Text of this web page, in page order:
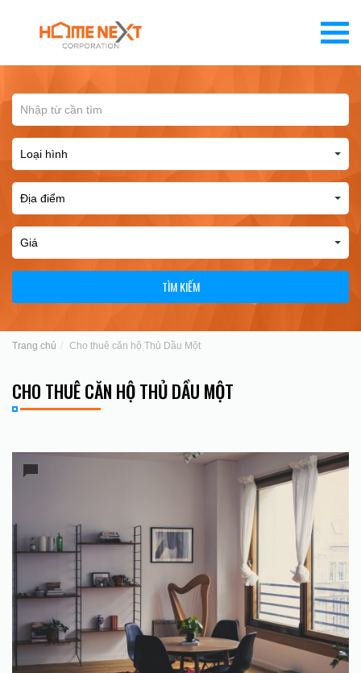
TÌM KIẾM
Trang chủ Cho thuê căn hộ Thủ Dầu Một
CHO THUÊ CĂN HỘ THỦ DẦU MỘT